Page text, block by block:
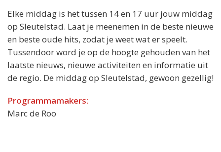
Elke middag is het tussen 14 en 17 uur jouw middag
op Sleutelstad. Laat je meenemen in de beste nieuwe
en beste oude hits, zodat je weet wat er speelt.
Tussendoor word je op de hoogte gehouden van het
laatste nieuws, nieuwe activiteiten en informatie uit
de regio. De middag op Sleutelstad, gewoon gezellig!
Programmamakers:
Marc de Roo